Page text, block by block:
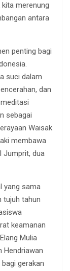
merenung
antara
penting bagi
suci dalam
dan
sebagai
Waisak
membawa
Jumprit, dua
yang sama
tujuh tahun
keamanan
Mulia
Hendriawan
gerakan